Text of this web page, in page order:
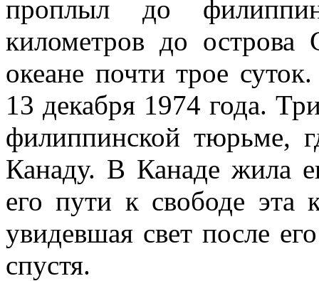
проплыл до
километров до
океане почти трое
13 декабря 1974 года.
филиппинской тюрьме,
Канаду. В Канаде жила
его пути к свободе эта
увидевшая свет после
спустя.